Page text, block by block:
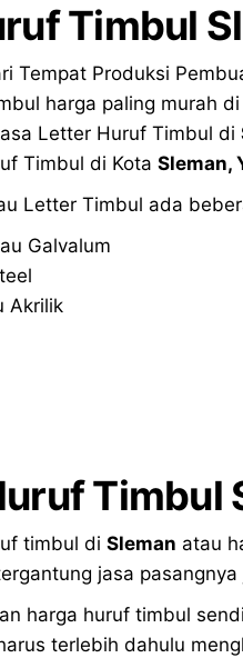
Timbul
Tempat Produksi
harga paling murah di
Letter Huruf Timbul di
Timbul di Kota Sleman,
Letter Timbul ada
Galvalum
Akrilik
Timbul
timbul di Sleman atau
jasa pasangnya
harga huruf timbul
terlebih dahulu